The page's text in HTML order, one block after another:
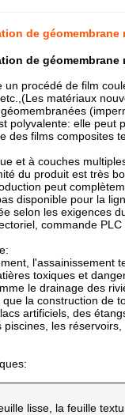
de
de
procédé de film
matériaux
polyvalente: elle peut
des films composites
et à couches
du produit est très
peut
disponible pour la
selon les exigences
commande
l'assainissement
toxiques et
le drainage des
la construction de
artificiels, des
les
lisse, la feuille